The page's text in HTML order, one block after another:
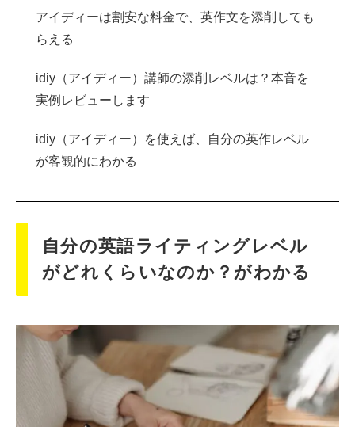
アイディーは割安な料金で、英作文を添削しても
らえる
idiy（アイディー）講師の添削レベルは？本音を
実例レビューします
idiy（アイディー）を使えば、自分の英作レベル
が客観的にわかる
自分の英語ライティングレベル
がどれくらいなのか？がわかる